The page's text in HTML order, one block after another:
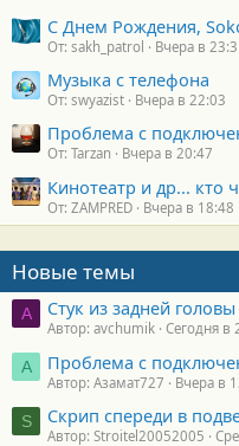
С Днем Рождения,
От: sakh_patrol Вчера в
Музыка с телефона
От: swyazist Вчера в 22:03
Проблема с
От: Tarzan Вчера в 20:47
Кинотеатр и др... кто
От: ZAMPRED Вчера в 18:48
Новые темы
A Стук из задней головы
Автор: avchumik Сегодня в
А Проблема с
Автор: Азамат727 Вчера в
S Скрип спереди в
Автор: Stroitel20052005